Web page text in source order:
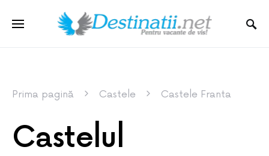
Prima pagină Castele Castele Franta
Castelul